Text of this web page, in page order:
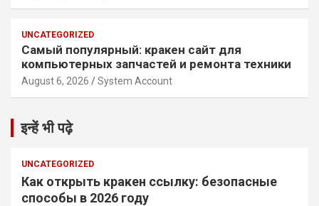
UNCATEGORIZED
Самый популярный: кракен сайт для
компьютерных запчастей и ремонта техники
August 6, 2026 System Account
इन्हें भी पढ़े
UNCATEGORIZED
Как открыть кракен ссылку: безопасные
способы в 2026 году